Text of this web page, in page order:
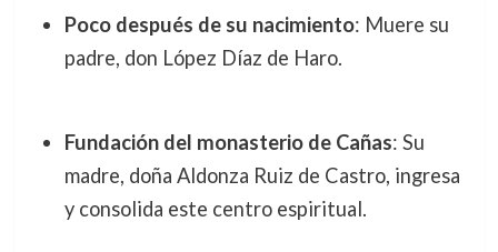
Poco después de su nacimiento: Muere su
padre, don López Díaz de Haro.
Fundación del monasterio de Cañas: Su
madre, doña Aldonza Ruiz de Castro, ingresa
y consolida este centro espiritual.